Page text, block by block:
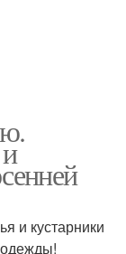
и кустарники